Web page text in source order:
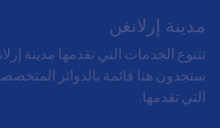
مدينة إرلانغن
تتنوع الخدمات التي تقدمها مدينة
ستجدون هنا قائمة بالدوائر
التي تقدمها.